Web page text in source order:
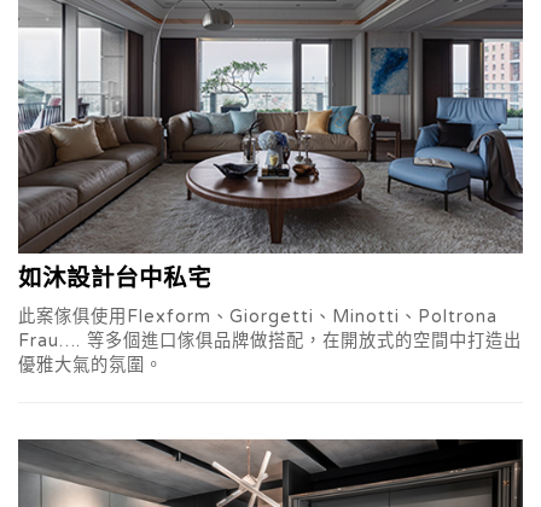
如沐設計台中私宅
此案傢俱使用Flexform、Giorgetti、Minotti、Poltrona
Frau…. 等多個進口傢俱品牌做搭配，在開放式的空間中打造出
優雅大氣的氛圍。